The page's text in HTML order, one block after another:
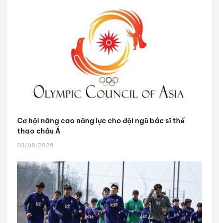
Cơ hội nâng cao năng lực cho đội ngũ bác sĩ thể
thao châu Á
03/08/2026